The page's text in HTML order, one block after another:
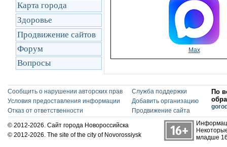
Карта города
Здоровье
Продвижение сайтов
Форум
Вопросы
Max
Сообщить о нарушении авторских прав
Условия предоставления информации
Отказ от ответственности
Служба поддержки
Добавить организацию
Продвижение сайта
По
© 2012-2026. Сайт города Новороссийска
© 2012-2026. The site of the city of Novorossiysk
младше